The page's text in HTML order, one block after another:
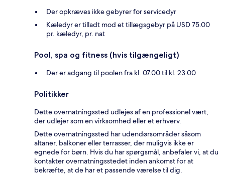
Der opkræves ikke gebyrer for servicedyr
Kæledyr er tilladt mod et tillægsgebyr på USD 75.00
pr. kæledyr, pr. nat
Pool, spa og fitness (hvis tilgængeligt)
Der er adgang til poolen fra kl. 07.00 til kl. 23.00
Politikker
Dette overnatningssted udlejes af en professionel vært,
der udlejer som en virksomhed eller et erhverv.
Dette overnatningssted har udendørsområder såsom
altaner, balkoner eller terrasser, der muligvis ikke er
egnede for børn. Hvis du har spørgsmål, anbefaler vi, at du
kontakter overnatningsstedet inden ankomst for at
bekræfte, at de har et passende værelse til dig.